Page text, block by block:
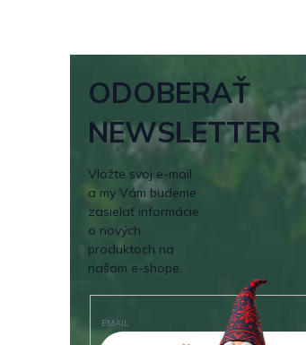
ODOBERAŤ
NEWSLETTER
Vložte svoj e-mail
a my Vám budeme
zasielať informácie
o nových
produktoch na
našom e-shope.
EMAIL